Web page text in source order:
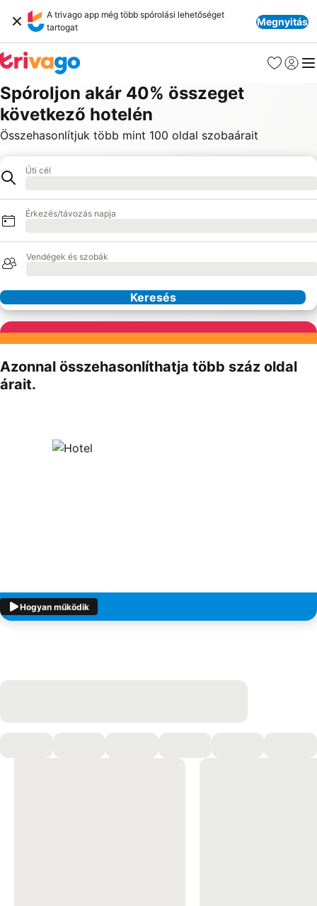
A trivago app még több spórolási lehetőséget
tartogat
Megnyitás
Kedvencek
Spóroljon akár 40% összeget
következő hotelén
Összehasonlítjuk több mint 100 oldal szobaárait
Hotel
Úti cél
Érkezés/távozás napja
Vendégek és szobák
Keresés
Partnereink
Azonnal összehasonlíthatja több száz oldal
árait.
Hogyan működik